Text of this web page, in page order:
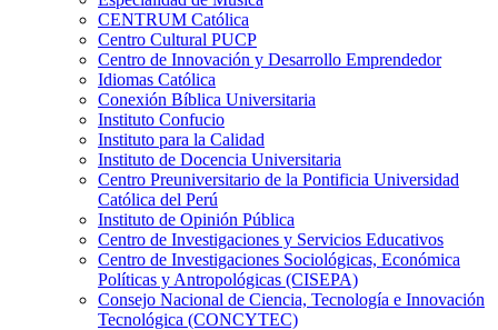
CENTRUM Católica
Centro Cultural PUCP
Centro de Innovación y Desarrollo Emprendedor
Idiomas Católica
Conexión Bíblica Universitaria
Instituto Confucio
Instituto para la Calidad
Instituto de Docencia Universitaria
Centro Preuniversitario de la Pontificia Universidad
Católica del Perú
Instituto de Opinión Pública
Centro de Investigaciones y Servicios Educativos
Centro de Investigaciones Sociológicas, Económica
Políticas y Antropológicas (CISEPA)
Consejo Nacional de Ciencia, Tecnología e Innovación
Tecnológica (CONCYTEC)